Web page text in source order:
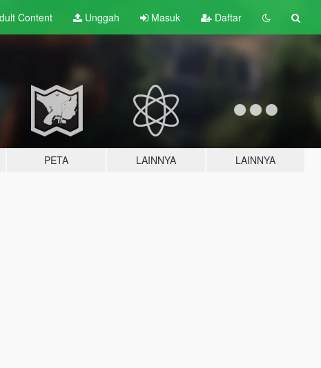
Content Unggah Masuk Daftar
PETA LAINNYA LAINNYA